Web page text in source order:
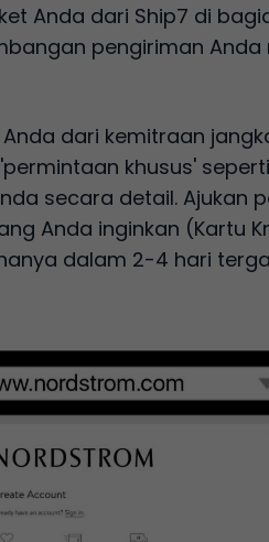
Anda dari Ship7 di
pengiriman
dari kemitraan
'permintaan khusus'
secara detail. Ajukan
Anda inginkan (Kartu
dalam 2-4 hari